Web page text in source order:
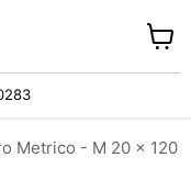
carrito
Metrico - M 20 x 120